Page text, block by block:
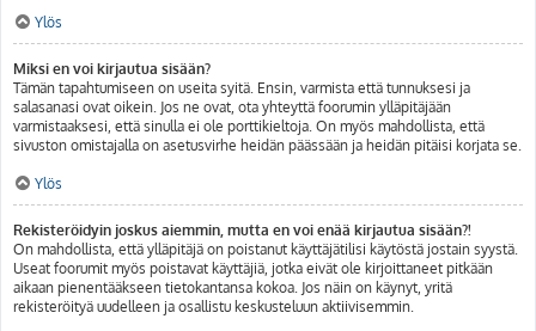
Ylös
Miksi en voi kirjautua sisään?
Tämän tapahtumiseen on useita syitä. Ensin, varmista että tunnuksesi ja
salasanasi ovat oikein. Jos ne ovat, ota yhteyttä foorumin ylläpitäjään
varmistaaksesi, että sinulla ei ole porttikieltoja. On myös mahdollista, että
sivuston omistajalla on asetusvirhe heidän päässään ja heidän pitäisi korjata se.
Ylös
Rekisteröidyin joskus aiemmin, mutta en voi enää kirjautua sisään?!
On mahdollista, että ylläpitäjä on poistanut käyttäjätilisi käytöstä jostain syystä.
Useat foorumit myös poistavat käyttäjiä, jotka eivät ole kirjoittaneet pitkään
aikaan pienentääkseen tietokantansa kokoa. Jos näin on käynyt, yritä
rekisteröityä uudelleen ja osallistu keskusteluun aktiivisemmin.